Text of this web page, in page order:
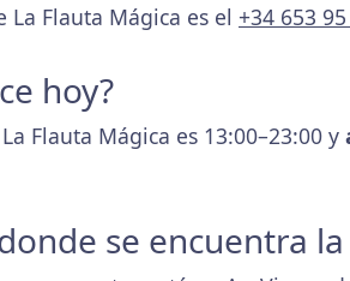
Flauta Mágica es el +34 653
hoy?
Flauta Mágica es 13:00–23:00 y
se encuentra